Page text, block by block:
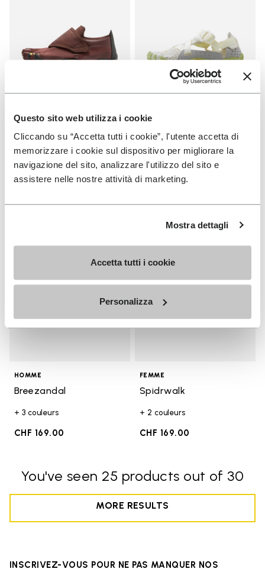
Questo sito web utilizza i cookie
Cliccando su “Accetta tutti i cookie”, l'utente accetta di
memorizzare i cookie sul dispositivo per migliorare la
navigazione del sito, analizzare l'utilizzo del sito e
assistere nelle nostre attività di marketing.
Mostra dettagli
Accetta tutti i cookie
Personalizza
FEMME
Trailope
+ 3 couleurs
CHF 209.00
FEMME
Breezandal
+ 2 couleurs
CHF 169.00
Add to wishlist
Add to wishlist Breezandal
HOMME
Breezandal
+ 3 couleurs
CHF 169.00
Add
FEMME
Spidrwalk
+ 2 couleurs
CHF 169.00
You've seen 25 products out of 30
MORE RESULTS
INSCRIVEZ-VOUS POUR NE PAS MANQUER NOS